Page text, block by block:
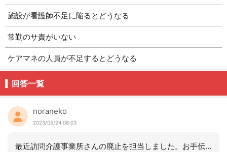
施設が看護師不足に陥るとどうなる
常勤のサ責がいない
ケアマネの人員が不足するとどうなる
回答一覧
noraneko
2023/05/24 08:03
最近訪問介護事業所さんの廃止を担当しました。お手伝いと言うか、ケアマネジャーは複